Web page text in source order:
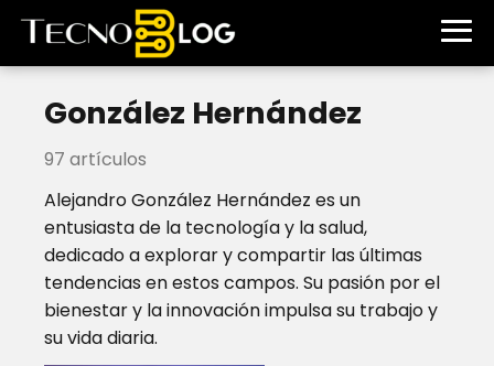
González Hernández
97 artículos
Alejandro González Hernández es un
entusiasta de la tecnología y la salud,
dedicado a explorar y compartir las últimas
tendencias en estos campos. Su pasión por el
bienestar y la innovación impulsa su trabajo y
su vida diaria.